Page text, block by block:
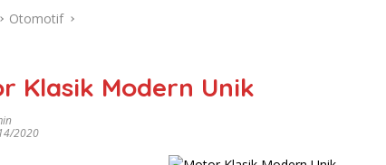
Otomotif
Klasik Modern Unik
2020